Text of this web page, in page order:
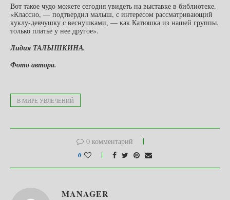
Вот такое чудо можете сегодня увидеть на выставке в библиотеке.
«Классно, — подтвердил малыш, с интересом рассматривающий
куклу-девчушку с веснушками, — как Катюшка из нашей группы,
только платье у нее другое».
Лидия ТАЛЫШКИНА.
Фото автора.
В МИРЕ УВЛЕЧЕНИЙ
0 комментарий
0
MANAGER